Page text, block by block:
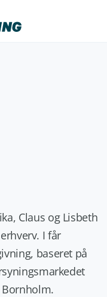
Claus og Lisbeth
I får
baseret på